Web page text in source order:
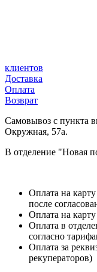
клиентов
Доставка
Оплата
Возврат
Самовывоз с пункта
Окружная, 57а.
В отделение "Новая
Оплата на
после
Оплата на
Оплата в
согласно
Оплата за
рекуператоров)